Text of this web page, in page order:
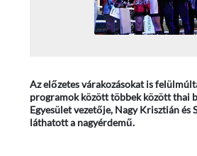
Az előzetes várakozásokat is
programok között többek között thai
Egyesület vezetője, Nagy Krisztián
láthatott a nagyérdemű.